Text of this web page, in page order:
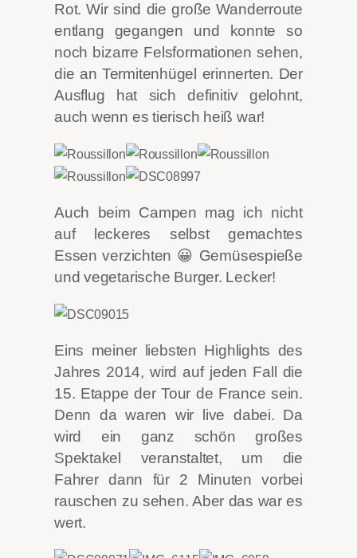
Rot. Wir sind die große Wanderroute
entlang gegangen und konnte so
noch bizarre Felsformationen sehen,
die an Termitenhügel erinnerten. Der
Ausflug hat sich definitiv gelohnt,
auch wenn es tierisch heiß war!
Auch beim Campen mag ich nicht
auf leckeres selbst gemachtes
Essen verzichten 😀 Gemüsespieße
und vegetarische Burger. Lecker!
Eins meiner liebsten Highlights des
Jahres 2014, wird auf jeden Fall die
15. Etappe der Tour de France sein.
Denn da waren wir live dabei. Da
wird ein ganz schön großes
Spektakel veranstaltet, um die
Fahrer dann für 2 Minuten vorbei
rauschen zu sehen. Aber das war es
wert.